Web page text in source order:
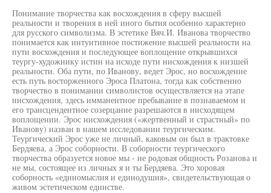
Понимание творчества как восхождения в сферу высшей
реальности и творения в ней иного бытия особенно характерно
для русского символизма. В эстетике Вяч.И. Иванова творчество
понимается как интуитивное постижение высшей реальности на
пути восхождения и последующее воплощение открывшихся
теургу-художнику истин на исходе пути нисхождения к низшей
реальности. Оба пути, по Иванову, ведет Эрос, но восхождение
есть путь восторженного Эроса Платона, тогда как собственно
творчество в понимании символистов осуществляется на этапе
нисхождения, здесь имманентное пребывание в познаваемом и
его трансцендентное созерцание разрешаются в нисходящем
воплощении. Эрос нисхождения («жертвенный и страстный» по
Иванову) назван в нашем исследовании теургическим.
Теургический Эрос уже не личный, каковым он был в трактовке
Бердяева, а Эрос соборности. В соборности теургического
творчества образуется новое мы - не родовая общность Розанова и
не мы, состоящее из личных я и ты Бердяева. Это хоровая
соборность «единомыслия и единодушия», свидетельствующая о
живом эстетическом единстве.